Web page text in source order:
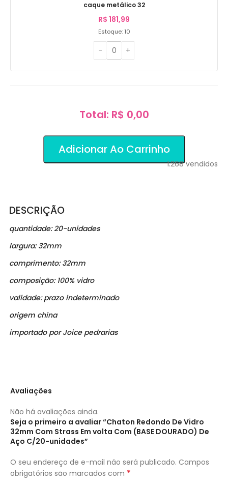
caque metálico 32
R$ 181,99
Estoque: 10
Total: R$ 0,00
Adicionar Ao Carrinho
1.268vendidos
DESCRIÇÃO
quantidade: 20-unidades
largura: 32mm
comprimento: 32mm
composição: 100% vidro
validade: prazo indeterminado
origem china
importado por Joice pedrarias
Avaliações
Não há avaliações ainda.
Seja o primeiro a avaliar “Chaton Redondo De Vidro
32mm Com Strass Em volta Com (BASE DOURADO) De
Aço C/20-unidades”
O seu endereço de e-mail não será publicado. Campos
obrigatórios são marcados com *